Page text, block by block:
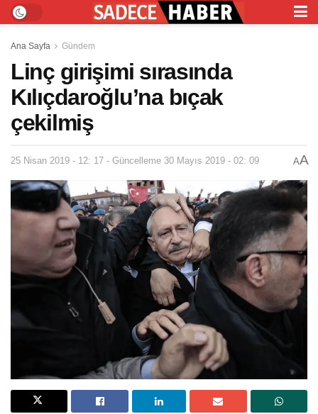
Ana Sayfa Gündem
Linç girişimi sırasında
Kılıçdaroğlu’na bıçak
çekilmiş
25 Nisan 2019 - 12: 17 - Güncelleme 30 Mayıs 2019 - 02: 09 AA